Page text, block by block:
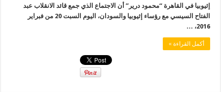
إثيوبيا في القاهرة “محمود درير” أن الاجتماع الذي جمع قائد الانقلاب عبد
الفتاح السيسي مع رؤساء إثيوبيا والسودان، اليوم السبت 20 من فبراير
2016، …
أكمل القراءة »